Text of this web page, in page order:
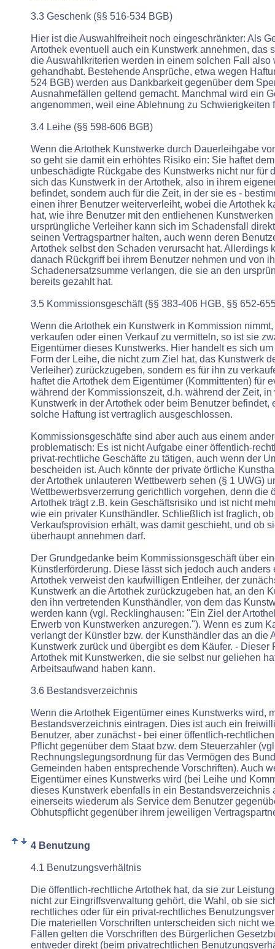
3.3 Geschenk (§§ 516-534 BGB)
Hier ist die Auswahlfreiheit noch eingeschränkter: Als
Artothek eventuell auch ein Kunstwerk annehmen, das
die Auswahlkriterien werden in einem solchen Fall also
gehandhabt. Bestehende Ansprüche, etwa wegen
524 BGB) werden aus Dankbarkeit gegenüber dem
Ausnahmefällen geltend gemacht. Manchmal wird ein
angenommen, weil eine Ablehnung zu Schwierigkeiten
3.4 Leihe (§§ 598-606 BGB)
Wenn die Artothek Kunstwerke durch Dauerleihgabe
so geht sie damit ein erhöhtes Risiko ein: Sie haftet
unbeschädigte Rückgabe des Kunstwerks nicht nur für
sich das Kunstwerk in der Artothek, also in ihrem
befindet, sondern auch für die Zeit, in der sie es -
einen ihrer Benutzer weiterverleiht, wobei die Artothek
hat, wie ihre Benutzer mit den entliehenen
ursprüngliche Verleiher kann sich im Schadensfall
seinen Vertragspartner halten, auch wenn deren
Artothek selbst den Schaden verursacht hat. Allerdings
danach Rückgriff bei ihrem Benutzer nehmen und von
Schadenersatzsumme verlangen, die sie an den
bereits gezahlt hat.
3.5 Kommissionsgeschäft (§§ 383-406 HGB, §§ 652-
Wenn die Artothek ein Kunstwerk in Kommission
verkaufen oder einen Verkauf zu vermitteln, so ist sie
Eigentümer dieses Kunstwerks. Hier handelt es sich
Form der Leihe, die nicht zum Ziel hat, das Kunstwerk
Verleiher) zurückzugeben, sondern es für ihn zu
haftet die Artothek dem Eigentümer (Kommittenten) für
während der Kommissionszeit, d.h. während der Zeit,
Kunstwerk in der Artothek oder beim Benutzer befindet,
solche Haftung ist vertraglich ausgeschlossen.
Kommissionsgeschäfte sind aber auch aus einem
problematisch: Es ist nicht Aufgabe einer öffentlich-
privat-rechtliche Geschäfte zu tätigen, auch wenn der
bescheiden ist. Auch könnte der private örtliche
der Artothek unlauteren Wettbewerb sehen (§ 1 UWG)
Wettbewerbsverzerrung gerichtlich vorgehen, denn die
Artothek trägt z.B. kein Geschäftsrisiko und ist nicht
wie ein privater Kunsthändler. Schließlich ist fraglich,
Verkaufsprovision erhält, was damit geschieht, und ob
überhaupt annehmen darf.
Der Grundgedanke beim Kommissionsgeschäft über
Künstlerförderung. Diese lässt sich jedoch auch anders
Artothek verweist den kaufwilligen Entleiher, der
Kunstwerk an die Artothek zurückzugeben hat, an den
den ihn vertretenden Kunsthändler, von dem das
werden kann (vgl. Recklinghausen: "Ein Ziel der
Erwerb von Kunstwerken anzuregen."). Wenn es zum
verlangt der Künstler bzw. der Kunsthändler das an die
Kunstwerk zurück und übergibt es dem Käufer. - Dieser
Artothek mit Kunstwerken, die sie selbst nur geliehen
Arbeitsaufwand haben kann.
3.6 Bestandsverzeichnis
Wenn die Artothek Eigentümer eines Kunstwerks wird,
Bestandsverzeichnis eintragen. Dies ist auch ein
Benutzer, aber zunächst - bei einer öffentlich-
Pflicht gegenüber dem Staat bzw. dem Steuerzahler
Rechnungslegungsordnung für das Vermögen des
Gemeinden haben entsprechende Vorschriften). Auch
Eigentümer eines Kunstwerks wird (bei Leihe und
dieses Kunstwerk ebenfalls in ein Bestandsverzeichnis
einerseits wiederum als Service dem Benutzer
Obhutspflicht gegenüber ihrem jeweiligen
4 Benutzung
4.1 Benutzungsverhältnis
Die öffentlich-rechtliche Artothek hat, da sie zur
nicht zur Eingriffsverwaltung gehört, die Wahl, ob sie
rechtliches oder für ein privat-rechtliches
Die materiellen Vorschriften unterscheiden sich nicht
Fällen gelten die Vorschriften des Bürgerlichen
entweder direkt (beim privatrechtlichen